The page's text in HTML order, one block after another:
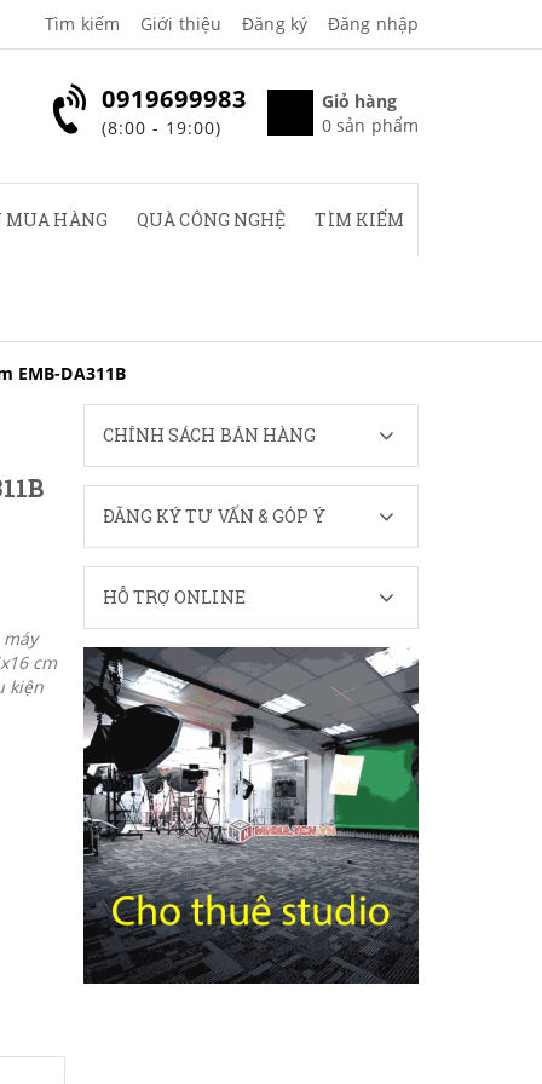
Tìm kiếm Giới thiệu Đăng ký Đăng nhập
Giỏ hàng
0 sản phẩm
0919699983
(8:00 - 19:00)
MUA HÀNG QUÀ CÔNG NGHỆ TÌM KIẾM
EMB-DA311B
cm
kiện
CHÍNH SÁCH BÁN HÀNG
ĐĂNG KÝ TƯ VẤN & GÓP Ý
HỖ TRỢ ONLINE